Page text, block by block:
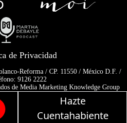
Hazte
Cuentahabiente
de Privacidad
Reforma / CP. 11550 / México D.F. /
9126 2222
de Media Marketing Knowledge Group
o parcial, incluyendo cualquier medio
o magnético.